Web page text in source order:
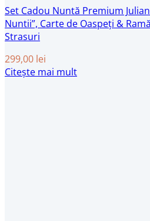
Set Cadou Nuntă Premium
Nuntii”, Carte de Oaspeți &
Strasuri
299,00 lei
Citește mai mult